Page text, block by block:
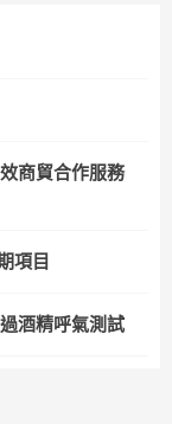
商貿合作服務
項目
酒精呼氣測試